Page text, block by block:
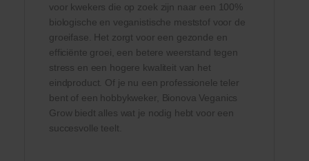
voor kwekers die op zoek zijn naar een 100%
biologische en veganistische meststof voor de
groeifase. Het zorgt voor een gezonde en
efficiënte groei, een betere weerstand tegen
stress en een hogere kwaliteit van het
eindproduct. Of je nu een professionele teler
bent of een hobbykweker, Bionova Veganics
Grow biedt alles wat je nodig hebt voor een
succesvolle teelt.